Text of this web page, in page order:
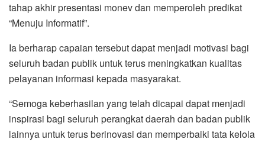
tahap akhir presentasi monev dan memperoleh predikat
“Menuju Informatif”.
Ia berharap capaian tersebut dapat menjadi motivasi bagi
seluruh badan publik untuk terus meningkatkan kualitas
pelayanan informasi kepada masyarakat.
“Semoga keberhasilan yang telah dicapai dapat menjadi
inspirasi bagi seluruh perangkat daerah dan badan publik
lainnya untuk terus berinovasi dan memperbaiki tata kelola